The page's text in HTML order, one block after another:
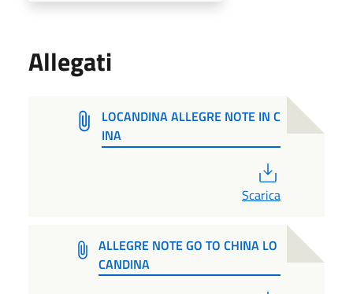
Allegati
LOCANDINA ALLEGRE NOTE IN C
INA
Scarica
ALLEGRE NOTE GO TO CHINA LO
CANDINA